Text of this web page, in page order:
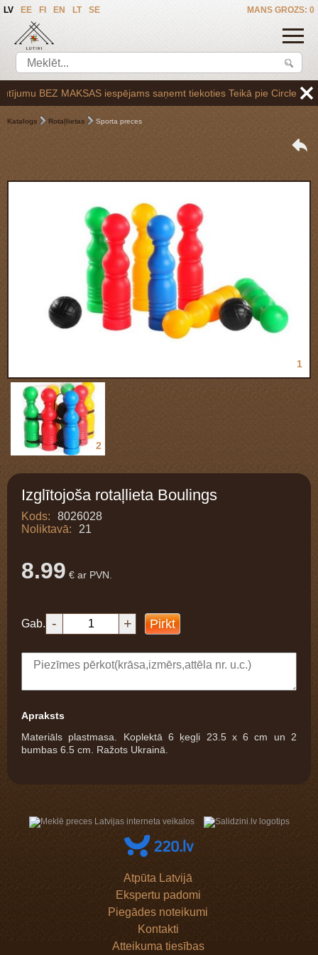
MANS GROZS: 0
LV EE FI EN LT SE
BEZ MAKSAS iespējams saņemt tiekoties Teikā pie Circle K
Katalogs Rotaļlietas Sporta preces
1
2
Izglītojoša rotaļlieta Boulings
Kods:
8026028
Noliktavā:
21
8.99 € ar PVN.
Gab. - + Pirkt
Apraksts
Materiāls plastmasa. Koplektā 6 ķegļi 23.5 x 6 cm un 2
bumbas 6.5 cm. Ražots Ukrainā.
Atpūta Latvijā
Ekspertu padomi
Piegādes noteikumi
Kontakti
Atteikuma tiesības